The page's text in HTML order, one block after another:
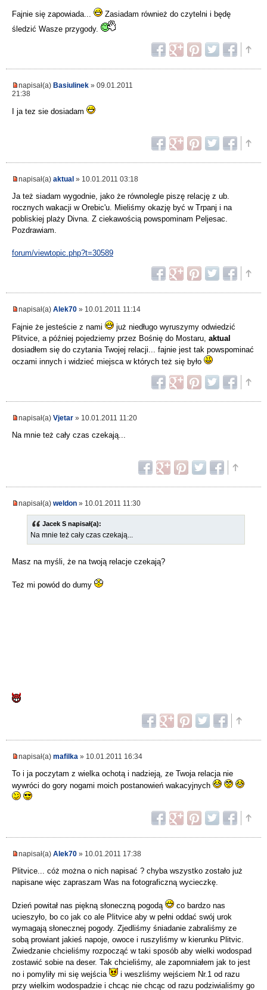
Fajnie się zapowiada...
Zasiadam również do czytelni i będę
śledzić Wasze przygody.
napisał(a) Basiulinek » 09.01.2011
21:38
I ja tez sie dosiadam
napisał(a) aktual » 10.01.2011 03:18
Ja też siadam wygodnie, jako że równolegle piszę relację z ub.
rocznych wakacji w Orebic'u. Mieliśmy okazję być w Trpanj i na
pobliskiej plaży Divna. Z ciekawością powspominam Peljesac.
Pozdrawiam.
forum/viewtopic.php?t=30589
napisał(a) Alek70 » 10.01.2011 11:14
Fajnie że jesteście z nami
już niedługo wyruszymy odwiedzić
Plitvice, a później pojedziemy przez Bośnię do Mostaru, aktual
dosiadłem się do czytania Twojej relacji... fajnie jest tak powspominać
oczami innych i widzieć miejsca w których też się było
napisał(a) Vjetar » 10.01.2011 11:20
Na mnie też cały czas czekają...
napisał(a) weldon » 10.01.2011 11:30
Jacek S napisał(a):
Na mnie też cały czas czekają...
Masz na myśli, że na twoją relacje czekają?
Też mi powód do dumy
napisał(a) mafilka » 10.01.2011 16:34
To i ja poczytam z wielka ochotą i nadzieją, ze Twoja relacja nie
wywróci do gory nogami moich postanowień wakacyjnych
napisał(a) Alek70 » 10.01.2011 17:38
Plitvice... cóż można o nich napisać ? chyba wszystko zostało już
napisane więc zapraszam Was na fotograficzną wycieczkę.
Dzień powitał nas piękną słoneczną pogodą
co bardzo nas
ucieszyło, bo co jak co ale Plitvice aby w pełni oddać swój urok
wymagają słonecznej pogody. Zjedliśmy śniadanie zabraliśmy ze
sobą prowiant jakieś napoje, owoce i ruszyliśmy w kierunku Plitvic.
Zwiedzanie chcieliśmy rozpocząć w taki sposób aby wielki wodospad
zostawić sobie na deser. Tak chcieliśmy, ale zapomniałem jak to jest
no i pomyliły mi się wejścia
i weszliśmy wejściem Nr.1 od razu
przy wielkim wodospadzie i chcąc nie chcąc od razu podziwialiśmy go